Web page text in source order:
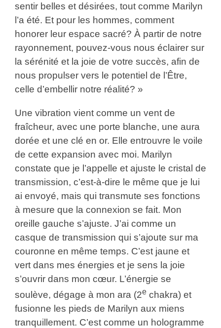
sentir belles et désirées, tout comme Marilyn
l’a été. Et pour les hommes, comment
honorer leur espace sacré? À partir de notre
rayonnement, pouvez-vous nous éclairer sur
la sérénité et la joie de votre succès, afin de
nous propulser vers le potentiel de l’Être,
celle d’embellir notre réalité? »
Une vibration vient comme un vent de
fraîcheur, avec une porte blanche, une aura
dorée et une clé en or. Elle entrouvre le voile
de cette expansion avec moi. Marilyn
constate que je l’appelle et ajuste le cristal de
transmission, c’est-à-dire le même que je lui
ai envoyé, mais qui transmute ses fonctions
à mesure que la connexion se fait. Mon
oreille gauche s’ajuste. J’ai comme un
casque de transmission qui s’ajoute sur ma
couronne en même temps. C’est jaune et
vert dans mes énergies et je sens la joie
s’ouvrir dans mon cœur. L’énergie se
soulève, dégage à mon ara (2e chakra) et
fusionne les pieds de Marilyn aux miens
tranquillement. C’est comme un hologramme